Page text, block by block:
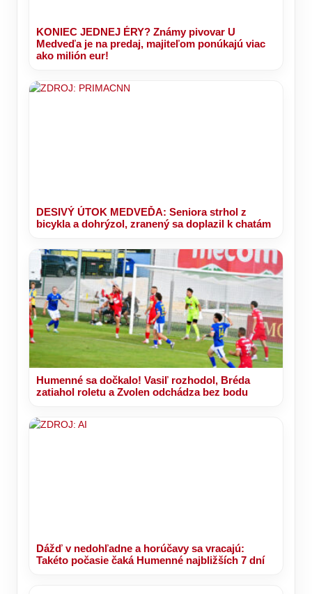
KONIEC JEDNEJ ÉRY? Známy pivovar U
Medveďa je na predaj, majiteľom ponúkajú viac
ako milión eur!
DESIVÝ ÚTOK MEDVEĎA: Seniora strhol z
bicykla a dohrýzol, zranený sa doplazil k chatám
Humenné sa dočkalo! Vasiľ rozhodol, Bréda
zatiahol roletu a Zvolen odchádza bez bodu
Dážď v nedohľadne a horúčavy sa vracajú:
Takéto počasie čaká Humenné najbližších 7 dní